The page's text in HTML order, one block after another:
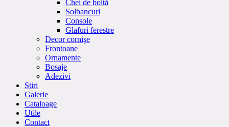
Chei de boltă
Solbancuri
Console
Glafuri ferestre
Decor cornişe
Frontoane
Ornamente
Bosaje
Adezivi
Stiri
Galerie
Cataloage
Utile
Contact